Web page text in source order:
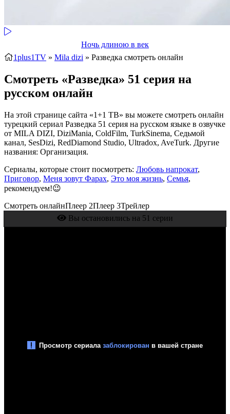
Ночь длиною в век
1plus1TV » Mila dizi » Разведка смотреть онлайн
Смотреть «Разведка» 51 серия на
русском онлайн
На этой странице сайта «1+1 ТВ» вы можете смотреть онлайн
турецкий сериал Разведка 51 серия на русском языке в озвучке
от MILA DIZI, DiziMania, ColdFilm, TurkSinema, Седьмой
канал, SesDizi, RedDiamond Studio, Ultradox, AveTurk. Другие
названия: Организация.
Сериалы, которые стоит посмотреть: Любовь напрокат,
Приговор, Меня зовут Фарах, Это моя жизнь, Семья,
рекомендуем!😉
Смотреть онлайнПлеер 2Плеер 3Трейлер
Вы остановились на 51 серии